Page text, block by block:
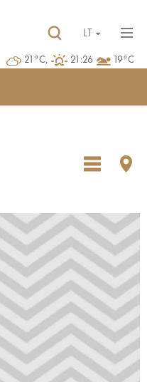
21°C, 21:26 19°C
LT